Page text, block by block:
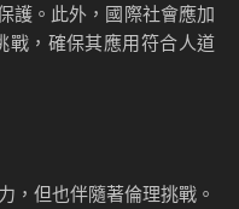
護。此外，國際社會應加
戰，確保其應用符合人道
，但也伴隨著倫理挑戰。